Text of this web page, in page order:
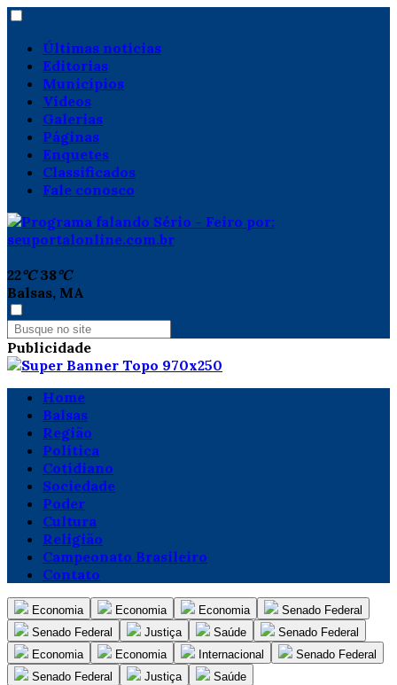
Últimas notícias
Editorias
Municípios
Vídeos
Galerias
Páginas
Enquetes
Classificados
Fale conosco
22°C 38°C
Balsas, MA
Publicidade
Home
Balsas
Região
Política
Cotidiano
Sociedade
Poder
Cultura
Religião
Campeonato Brasileiro
Contato
Economia Economia Economia
Senado Federal
Senado Federal
Justiça Saúde
Senado Federal
Economia
Economia Internacional
Senado Federal
Senado Federal
Justiça Saúde